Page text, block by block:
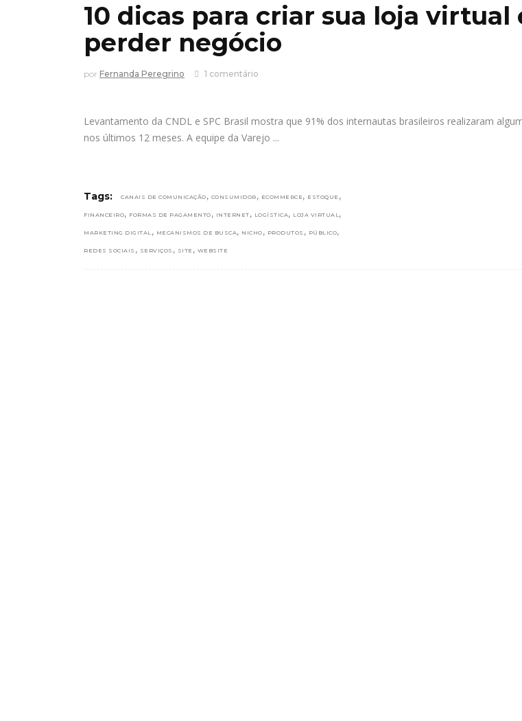
10 dicas para criar sua loja virtual
perder negócio
por Fernanda Peregrino 1 comentário
Levantamento da CNDL e SPC Brasil mostra que 91% dos internautas brasileiros realizaram
nos últimos 12 meses. A equipe da Varejo
Tags: CANAIS DE COMUNICAÇÃO , CONSUMIDOR , ECOMMERCE , ESTOQUE ,
FINANCEIRO, FORMAS DE PAGAMENTO , INTERNET , LOGÍSTICA, LOJA VIRTUAL,
MARKETING DIGITAL , MECANISMOS DE BUSCA, NICHO , PRODUTOS , PÚBLICO,
REDES SOCIAIS , SERVIÇOS , SITE , WEBSITE